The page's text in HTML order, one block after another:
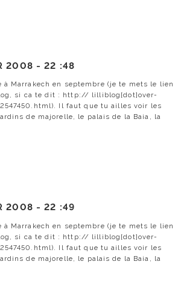
2008 -22 :48
à Marrakech en septembre (je te mets le lien
si ca te dit : http:// lilliblog[dot]over-
Il faut que tu ailles voir les
de majorelle, le palais de la Baia, la
2008 -22 :49
à Marrakech en septembre (je te mets le lien
si ca te dit : http:// lilliblog[dot]over-
Il faut que tu ailles voir les
de majorelle, le palais de la Baia, la